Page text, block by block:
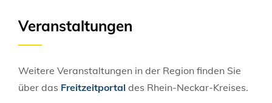
Veranstaltungen
Weitere Veranstaltungen in der Region finden Sie
über das Freitzeitportal des Rhein-Neckar-Kreises.